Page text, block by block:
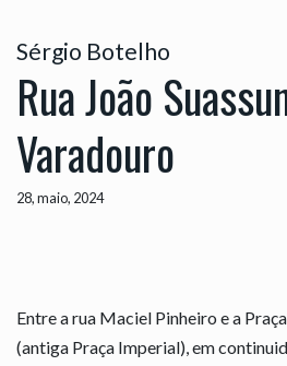
Sérgio Botelho
Rua João
Varadouro
28, maio, 2024
Entre a rua Maciel Pinheiro e a
(antiga Praça Imperial), em